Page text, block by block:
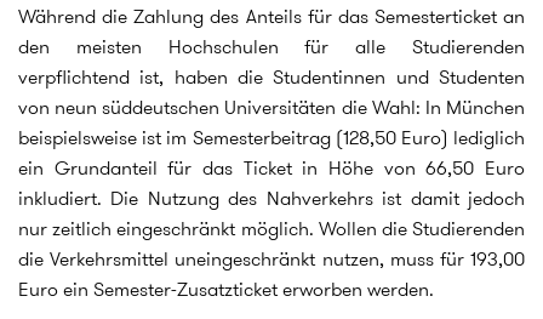
Während die Zahlung des Anteils für das Semesterticket an
den meisten Hochschulen für alle Studierenden
verpflichtend ist, haben die Studentinnen und Studenten
von neun süddeutschen Universitäten die Wahl: In München
beispielsweise ist im Semesterbeitrag (128,50 Euro) lediglich
ein Grundanteil für das Ticket in Höhe von 66,50 Euro
inkludiert. Die Nutzung des Nahverkehrs ist damit jedoch
nur zeitlich eingeschränkt möglich. Wollen die Studierenden
die Verkehrsmittel uneingeschränkt nutzen, muss für 193,00
Euro ein Semester-Zusatzticket erworben werden.